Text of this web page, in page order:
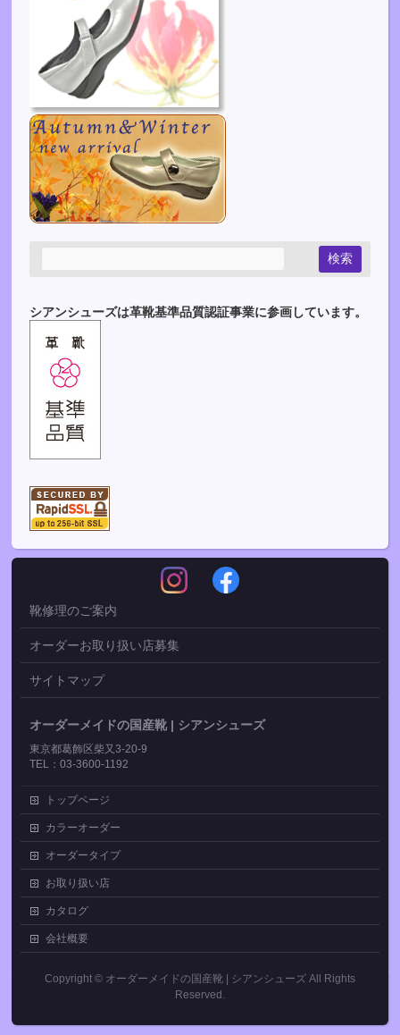
シアンシューズは革靴基準品質認証事業に参画しています。
靴修理のご案内
オーダーお取り扱い店募集
サイトマップ
オーダーメイドの国産靴 | シアンシューズ
東京都葛飾区柴又3-20-9
TEL：03-3600-1192
トップページ
カラーオーダー
オーダータイプ
お取り扱い店
カタログ
会社概要
Copyright © オーダーメイドの国産靴 | シアンシューズAll Rights
Reserved.